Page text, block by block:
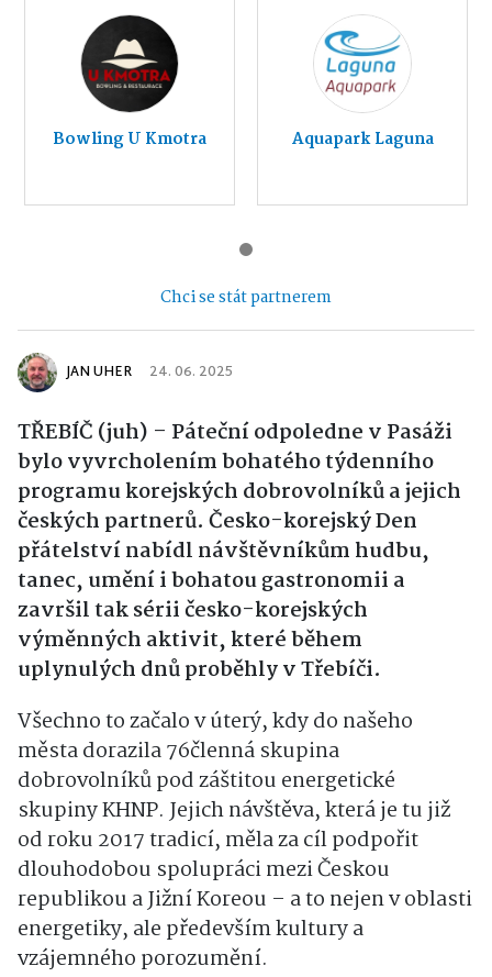
Bowling U Kmotra Aquapark Laguna
Chci se stát partnerem
JAN UHER 24. 06. 2025
TŘEBÍČ (juh) – Páteční odpoledne v Pasáži
bylo vyvrcholením bohatého týdenního
programu korejských dobrovolníků a jejich
českých partnerů. Česko-korejský Den
přátelství nabídl návštěvníkům hudbu,
tanec, umění i bohatou gastronomii a
završil tak sérii česko-korejských
výměnných aktivit, které během
uplynulých dnů proběhly v Třebíči.
Všechno to začalo v úterý, kdy do našeho
města dorazila 76členná skupina
dobrovolníků pod záštitou energetické
skupiny KHNP. Jejich návštěva, která je tu již
od roku 2017 tradicí, měla za cíl podpořit
dlouhodobou spolupráci mezi Českou
republikou a Jižní Koreou – a to nejen v oblasti
energetiky, ale především kultury a
vzájemného porozumění.